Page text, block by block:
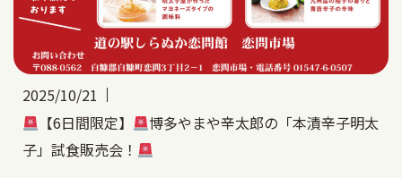
2025/10/21
【6日間限定】
博多やまや辛太郎の「本漬辛子明太
子」試食販売会！